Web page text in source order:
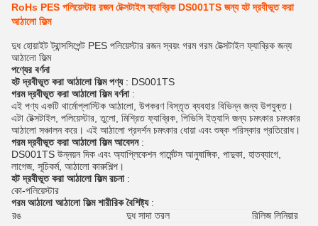
RoHs PES পলিয়েস্টার রজন টেক্সটাইল ফ্যাব্রিক DS001TS জন্য হট দ্রবীভূত করা
আঠালো ফিল্ম
দুধ হোয়াইট ট্রান্সসিপেন্ট PES পলিয়েস্টার রজন স্বয়ং গরম গরম টেক্সটাইল ফ্যাব্রিক জন্য
আঠালো ফিল্ম
পণ্যের বর্ণনা
হট দ্রবীভূত করা আঠালো ফিল্ম পণ্য: DS001TS
গরম দ্রবীভূত করা আঠালো ফিল্ম বর্ণনা:
এই পণ্য একটি থার্মোপ্লাস্টিক আঠালো, উপকরণ বিস্তৃত ব্যবহার বিভিন্ন জন্য উপযুক্ত।
এটা টেক্সটাইল, পলিয়েস্টার, তুলো, মিশ্রিত ফ্যাব্রিক, পিভিসি ইত্যাদি জন্য চমৎকার চমৎকার
আঠালো সঞ্চালন করে। এই আঠালো প্রদর্শন চমৎকার ধোয়া এবং শুষ্ক পরিস্কার প্রতিরোধ।
গরম দ্রবীভূত করা আঠালো ফিল্ম আবেদন:
DS001TS উন্নয়ন দিক এবং অ্যাপ্লিকেশন গার্মেন্টস আনুষাঙ্গিক, পাদুকা, হাতব্যাগে,
লাগেজ, সূচিকর্ম, আঠালো কারুশিল্প।
হট দ্রবীভূত করা আঠালো ফিল্ম রচনা:
কো-পলিয়েস্টার
গরম আঠালো আঠালো ফিল্ম শারীরিক বৈশিষ্ট্য:
রঙ
দুধ সাদা তরল
রিলিজ লিনিয়ার